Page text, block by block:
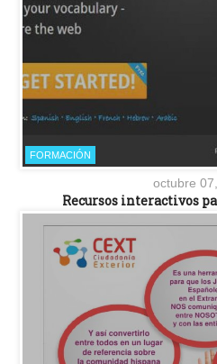
FORMACIÓN
octubre
Recursos interactivos